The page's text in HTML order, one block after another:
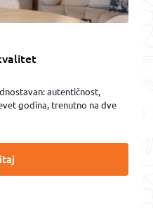
autentičnost,
godina, trenutno na dve